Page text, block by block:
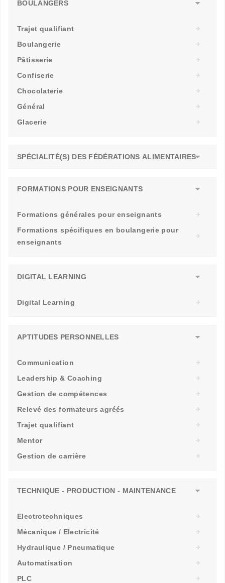
BOULANGERS
Trajet qualifiant
Boulangerie
Pâtisserie
Confiserie
Chocolaterie
Général
Glacerie
SPÉCIALITÉ(S) DES FÉDÉRATIONS ALIMENTAIRES
FORMATIONS POUR ENSEIGNANTS
Formations générales pour enseignants
Formations spécifiques en boulangerie pour
enseignants
DIGITAL LEARNING
Digital Learning
APTITUDES PERSONNELLES
Communication
Leadership & Coaching
Gestion de compétences
Relevé des formateurs agréés
Trajet qualifiant
Mentor
Gestion de carrière
TECHNIQUE - PRODUCTION - MAINTENANCE
Electrotechniques
Mécanique / Electricité
Hydraulique / Pneumatique
Automatisation
PLC